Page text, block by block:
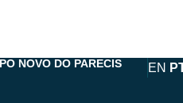
NOVO DO PARECIS EN